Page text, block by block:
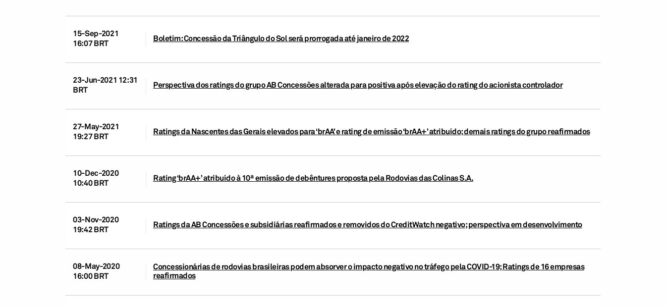
15-Sep-2021
16:07 BRT
Boletim: Concessão da Triângulo do Sol será prorrogada até janeiro de 2022
23-Jun-2021 12:31
BRT
Perspectiva dos ratings do grupo AB Concessões alterada para positiva após elevação do rating do acionista controlador
27-May-2021
19:27 BRT
Ratings da Nascentes das Gerais elevados para ‘brAA’ e rating de emissão ‘brAA+’ atribuído; demais ratings do grupo reafirmados
10-Dec-2020
10:40 BRT
Rating ‘brAA+’ atribuído à 10ª emissão de debêntures proposta pela Rodovias das Colinas S.A.
03-Nov-2020
19:42 BRT
Ratings da AB Concessões e subsidiárias reafirmados e removidos do CreditWatch negativo; perspectiva em desenvolvimento
08-May-2020
16:00 BRT
Concessionárias de rodovias brasileiras podem absorver o impacto negativo no tráfego pela COVID-19; Ratings de 16 empresas
reafirmados